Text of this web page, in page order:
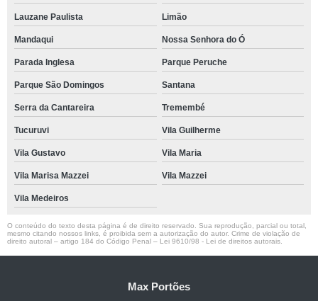
Lauzane Paulista Limão
Mandaqui Nossa Senhora do Ó
Parada Inglesa Parque Peruche
Parque São Domingos Santana
Serra da Cantareira Tremembé
Tucuruvi Vila Guilherme
Vila Gustavo Vila Maria
Vila Marisa Mazzei Vila Mazzei
Vila Medeiros
O conteúdo do texto desta página é de direito reservado. Sua reprodução, parcial ou total,
mesmo citando nossos links, é proibida sem a autorização do autor. Crime de violação de
direito autoral – artigo 184 do Código Penal – Lei 9610/98 - Lei de direitos autorais
Max Portões